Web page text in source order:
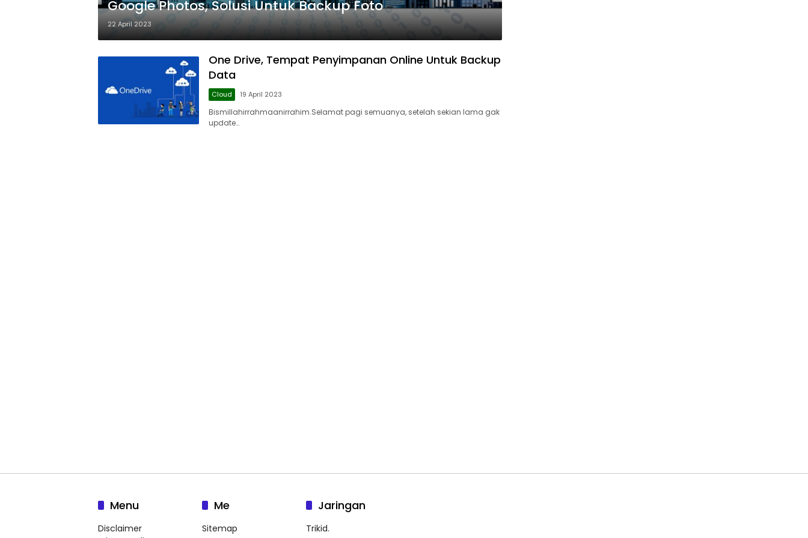
Google Photos, Solusi Untuk Backup Foto
22 April 2023
One Drive, Tempat Penyimpanan Online Untuk Backup
Data
Cloud 19 April 2023
Bismillahirrahmaanirrahim.Selamat pagi semuanya, setelah sekian lama gak
update…
Menu
Disclaimer
Me
Sitemap
Jaringan
Trikid.